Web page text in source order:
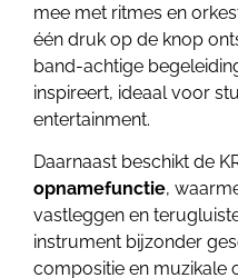
mee met ritmes en
één druk op de knop
band-achtige
inspireert, ideaal voor
entertainment.
Daarnaast beschikt de
opnamefunctie,
vastleggen en
instrument bijzonder
compositie en muzikale